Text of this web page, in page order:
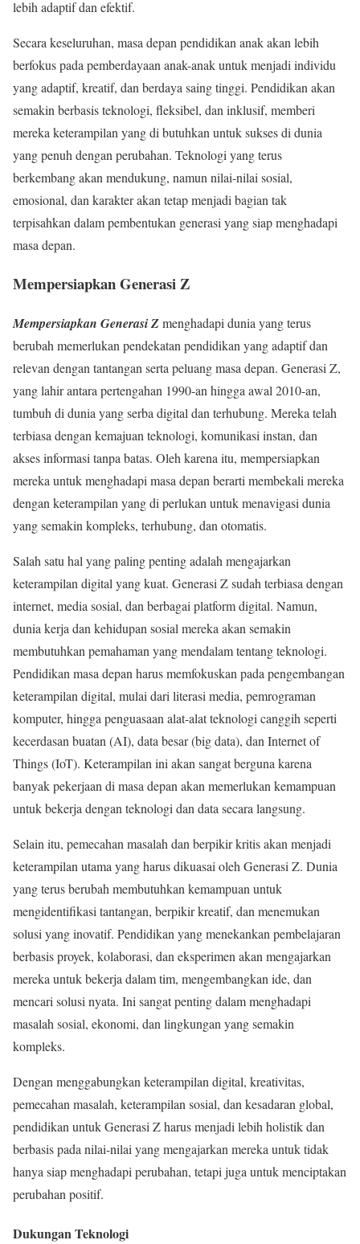
lebih adaptif dan efektif.
Secara keseluruhan, masa depan pendidikan anak akan lebih
berfokus pada pemberdayaan anak-anak untuk menjadi individu
yang adaptif, kreatif, dan berdaya saing tinggi. Pendidikan akan
semakin berbasis teknologi, fleksibel, dan inklusif, memberi
mereka keterampilan yang di butuhkan untuk sukses di dunia
yang penuh dengan perubahan. Teknologi yang terus
berkembang akan mendukung, namun nilai-nilai sosial,
emosional, dan karakter akan tetap menjadi bagian tak
terpisahkan dalam pembentukan generasi yang siap menghadapi
masa depan.
Mempersiapkan Generasi Z
Mempersiapkan Generasi Zmenghadapi dunia yang terus
berubah memerlukan pendekatan pendidikan yang adaptif dan
relevan dengan tantangan serta peluang masa depan. Generasi Z,
yang lahir antara pertengahan 1990-an hingga awal 2010-an,
tumbuh di dunia yang serba digital dan terhubung. Mereka telah
terbiasa dengan kemajuan teknologi, komunikasi instan, dan
akses informasi tanpa batas. Oleh karena itu, mempersiapkan
mereka untuk menghadapi masa depan berarti membekali mereka
dengan keterampilan yang di perlukan untuk menavigasi dunia
yang semakin kompleks, terhubung, dan otomatis.
Salah satu hal yang paling penting adalah mengajarkan
keterampilan digital yang kuat. Generasi Z sudah terbiasa dengan
internet, media sosial, dan berbagai platform digital. Namun,
dunia kerja dan kehidupan sosial mereka akan semakin
membutuhkan pemahaman yang mendalam tentang teknologi.
Pendidikan masa depan harus memfokuskan pada pengembangan
keterampilan digital, mulai dari literasi media, pemrograman
komputer, hingga penguasaan alat-alat teknologi canggih seperti
kecerdasan buatan (AI), data besar (big data), dan Internet of
Things (IoT). Keterampilan ini akan sangat berguna karena
banyak pekerjaan di masa depan akan memerlukan kemampuan
untuk bekerja dengan teknologi dan data secara langsung.
Selain itu, pemecahan masalah dan berpikir kritis akan menjadi
keterampilan utama yang harus dikuasai oleh Generasi Z. Dunia
yang terus berubah membutuhkan kemampuan untuk
mengidentifikasi tantangan, berpikir kreatif, dan menemukan
solusi yang inovatif. Pendidikan yang menekankan pembelajaran
berbasis proyek, kolaborasi, dan eksperimen akan mengajarkan
mereka untuk bekerja dalam tim, mengembangkan ide, dan
mencari solusi nyata. Ini sangat penting dalam menghadapi
masalah sosial, ekonomi, dan lingkungan yang semakin
kompleks.
Dengan menggabungkan keterampilan digital, kreativitas,
pemecahan masalah, keterampilan sosial, dan kesadaran global,
pendidikan untuk Generasi Z harus menjadi lebih holistik dan
berbasis pada nilai-nilai yang mengajarkan mereka untuk tidak
hanya siap menghadapi perubahan, tetapi juga untuk menciptakan
perubahan positif.
Dukungan Teknologi